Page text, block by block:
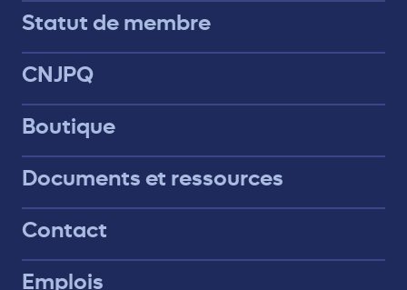
Statut de membre
CNJPQ
Boutique
Documents et ressources
Contact
Emplois